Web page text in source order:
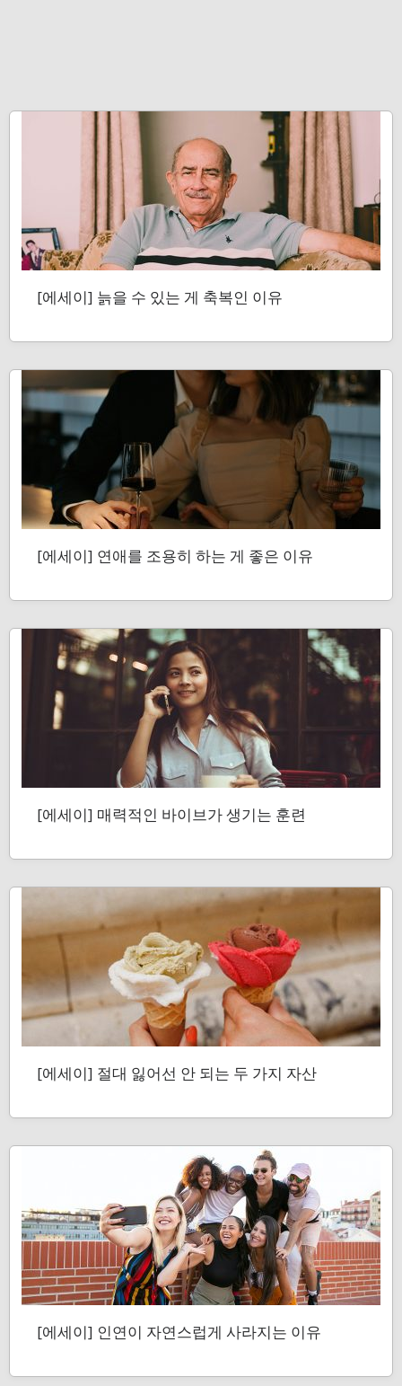
[에세이] 늙을 수 있는 게 축복인 이유
[에세이] 연애를 조용히 하는 게 좋은 이유
[에세이] 매력적인 바이브가 생기는 훈련
[에세이] 절대 잃어선 안 되는 두 가지 자산
[에세이] 인연이 자연스럽게 사라지는 이유